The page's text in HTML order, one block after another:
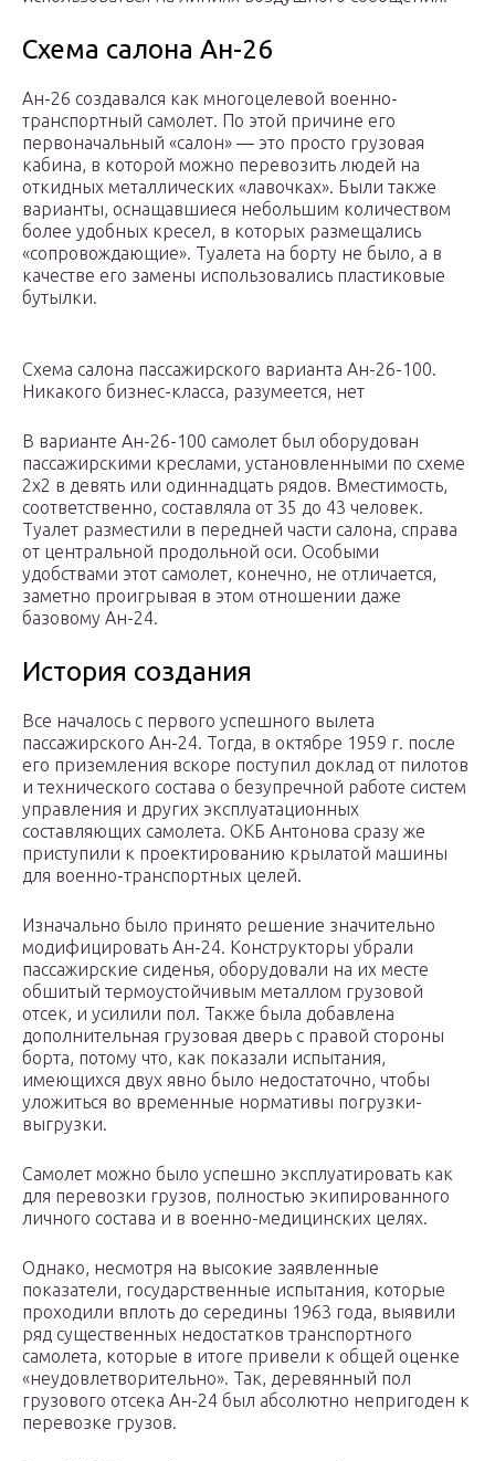
Схема салона Ан-26
Ан-26 создавался как многоцелевой военно-
транспортный самолет. По этой причине его
первоначальный «салон» — это просто грузовая
кабина, в которой можно перевозить людей на
откидных металлических «лавочках». Были также
варианты, оснащавшиеся небольшим количеством
более удобных кресел, в которых размещались
«сопровождающие». Туалета на борту не было, а в
качестве его замены использовались пластиковые
бутылки.
Схема салона пассажирского варианта Ан-26-100.
Никакого бизнес-класса, разумеется, нет
В варианте Ан-26-100 самолет был оборудован
пассажирскими креслами, установленными по схеме
2х2 в девять или одиннадцать рядов. Вместимость,
соответственно, составляла от 35 до 43 человек.
Туалет разместили в передней части салона, справа
от центральной продольной оси. Особыми
удобствами этот самолет, конечно, не отличается,
заметно проигрывая в этом отношении даже
базовому Ан-24.
История создания
Все началось с первого успешного вылета
пассажирского Ан-24. Тогда, в октябре 1959 г. после
его приземления вскоре поступил доклад от пилотов
и технического состава о безупречной работе систем
управления и других эксплуатационных
составляющих самолета. ОКБ Антонова сразу же
приступили к проектированию крылатой машины
для военно-транспортных целей.
Изначально было принято решение значительно
модифицировать Ан-24. Конструкторы убрали
пассажирские сиденья, оборудовали на их месте
обшитый термоустойчивым металлом грузовой
отсек, и усилили пол. Также была добавлена
дополнительная грузовая дверь с правой стороны
борта, потому что, как показали испытания,
имеющихся двух явно было недостаточно, чтобы
уложиться во временные нормативы погрузки-
выгрузки.
Самолет можно было успешно эксплуатировать как
для перевозки грузов, полностью экипированного
личного состава и в военно-медицинских целях.
Однако, несмотря на высокие заявленные
показатели, государственные испытания, которые
проходили вплоть до середины 1963 года, выявили
ряд существенных недостатков транспортного
самолета, которые в итоге привели к общей оценке
«неудовлетворительно». Так, деревянный пол
грузового отсека Ан-24 был абсолютно непригоден к
перевозке грузов.